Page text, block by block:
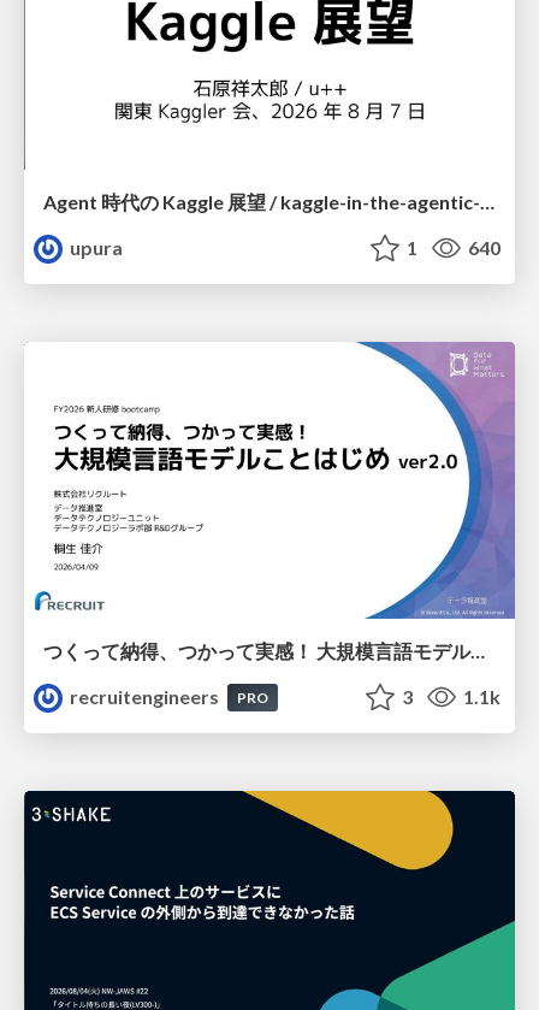
Agent 時代の Kaggle 展望 / kaggle-in-the-agentic-era
upura
1 640
つくって納得、つかって実感！ 大規模言語モデルことはじめ ver2.0
recruitengineers
PRO 3 1.1k